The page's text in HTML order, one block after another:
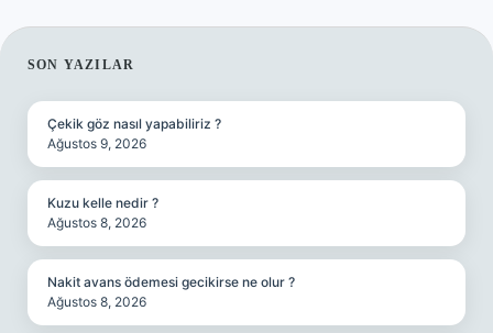
SIDEBAR
SON YAZILAR
Çekik göz nasıl yapabiliriz ?
Ağustos 9, 2026
Kuzu kelle nedir ?
Ağustos 8, 2026
Nakit avans ödemesi gecikirse ne olur ?
Ağustos 8, 2026